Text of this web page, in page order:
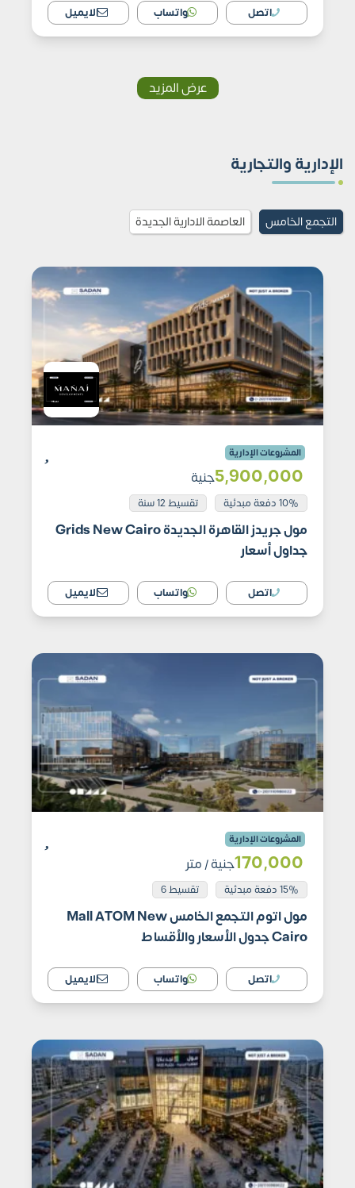
اتصل واتساب الايميل
عرض المزيد
الإدارية والتجارية
التجمع الخامس العاصمة الادارية الجديدة
المشروعات الإدارية
5٬900٬000جنية
10% دفعة مبدئية تقسيط 12 سنة
مول جريدز القاهرة الجديدة Grids New Cairo
جداول أسعار
اتصل واتساب الايميل
المشروعات الإدارية
170٬000جنية/ متر
15% دفعة مبدئية تقسيط 6
مول اتوم التجمع الخامس Mall ATOM New
Cairo جدول الأسعار والأقساط
اتصل واتساب الايميل